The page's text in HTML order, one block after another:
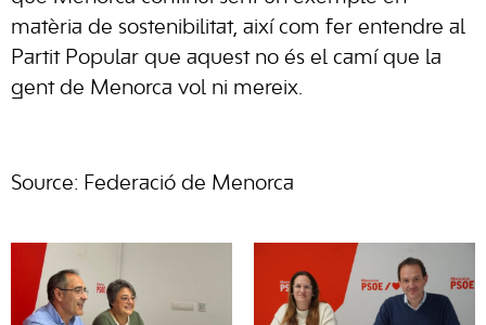
matèria de sostenibilitat, així com fer entendre al
Partit Popular que aquest no és el camí que la
gent de Menorca vol ni mereix.
Source: Federació de Menorca